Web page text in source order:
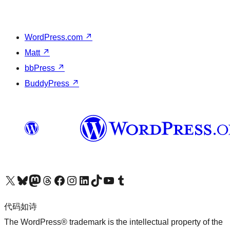
WordPress.com ↗
Matt ↗
bbPress ↗
BuddyPress ↗
关注我们的 X（原 Twitter）账号访问我们的 Bluesky 账号关注我们的 Mastodon 账号访问我们的 Threads 账号 访问我们的 Facebook 公共主页关注我们的 Instagram 账号 关注我们的 LinkedIn 主页访问我们的 TikTok 账号访问我们的 YouTube 频道 访问我们的 Tumblr 账号
代码如诗
The WordPress® trademark is the intellectual property of the